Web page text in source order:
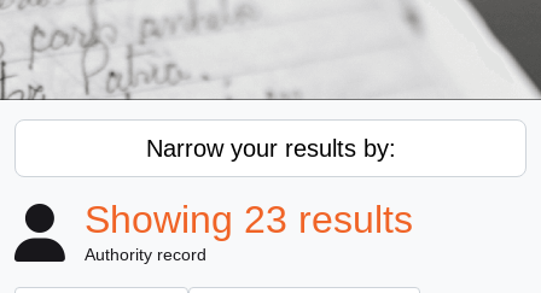
Narrow your results by:
Showing 23 results
Authority record